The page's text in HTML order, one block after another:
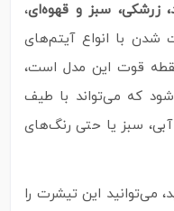
زرشکی، سبز و قهوه‌ای،
شدن با انواع آیتم‌های
نقطه قوت این مدل است،
که می‌تواند با طیف
سبز یا حتی رنگ‌های
می‌توانید این تیشرت را